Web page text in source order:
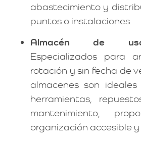
abastecimiento y
puntos o instalaciones.
Almacén de
Especializados para
rotación y sin fecha de
almacenes son
herramientas,
mantenimiento,
organización accesible